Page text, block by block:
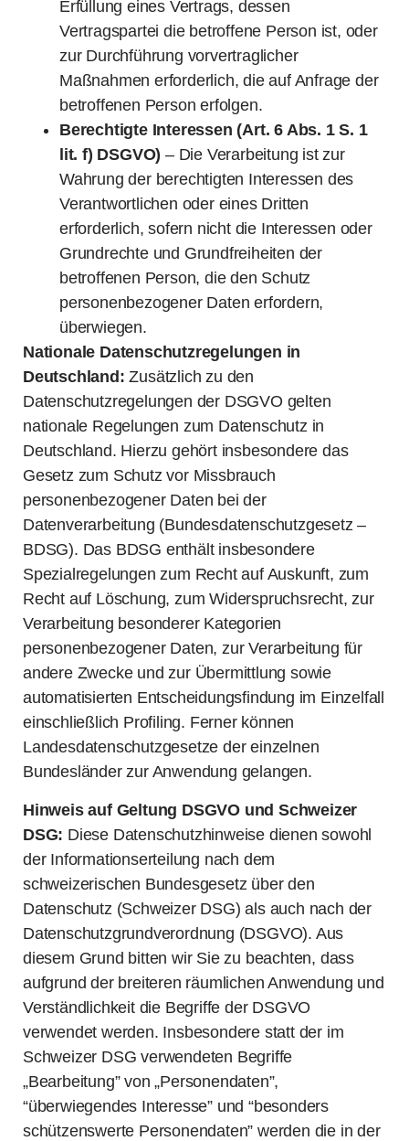
Erfüllung eines Vertrags, dessen
Vertragspartei die betroffene Person ist, oder
zur Durchführung vorvertraglicher
Maßnahmen erforderlich, die auf Anfrage der
betroffenen Person erfolgen.
Berechtigte Interessen (Art. 6 Abs. 1 S. 1
lit. f) DSGVO) – Die Verarbeitung ist zur
Wahrung der berechtigten Interessen des
Verantwortlichen oder eines Dritten
erforderlich, sofern nicht die Interessen oder
Grundrechte und Grundfreiheiten der
betroffenen Person, die den Schutz
personenbezogener Daten erfordern,
überwiegen.
Nationale Datenschutzregelungen in
Deutschland:Zusätzlich zu den
Datenschutzregelungen der DSGVO gelten
nationale Regelungen zum Datenschutz in
Deutschland. Hierzu gehört insbesondere das
Gesetz zum Schutz vor Missbrauch
personenbezogener Daten bei der
Datenverarbeitung (Bundesdatenschutzgesetz –
BDSG). Das BDSG enthält insbesondere
Spezialregelungen zum Recht auf Auskunft, zum
Recht auf Löschung, zum Widerspruchsrecht, zur
Verarbeitung besonderer Kategorien
personenbezogener Daten, zur Verarbeitung für
andere Zwecke und zur Übermittlung sowie
automatisierten Entscheidungsfindung im Einzelfall
einschließlich Profiling. Ferner können
Landesdatenschutzgesetze der einzelnen
Bundesländer zur Anwendung gelangen.
Hinweis auf Geltung DSGVO und Schweizer
DSG: Diese Datenschutzhinweise dienen sowohl
der Informationserteilung nach dem
schweizerischen Bundesgesetz über den
Datenschutz (Schweizer DSG) als auch nach der
Datenschutzgrundverordnung (DSGVO). Aus
diesem Grund bitten wir Sie zu beachten, dass
aufgrund der breiteren räumlichen Anwendung und
Verständlichkeit die Begriffe der DSGVO
verwendet werden. Insbesondere statt der im
Schweizer DSG verwendeten Begriffe
„Bearbeitung” von „Personendaten”,
“überwiegendes Interesse” und “besonders
schützenswerte Personendaten” werden die in der